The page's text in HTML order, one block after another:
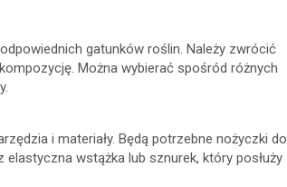
gatunków roślin. Należy zwrócić
Można wybierać spośród różnych
i materiały. Będą potrzebne nożyczki do
wstążka lub sznurek, który posłuży